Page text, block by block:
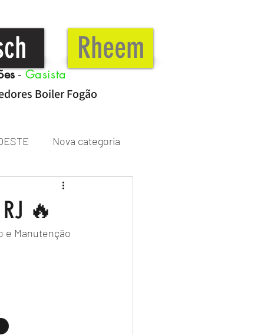
Rheem
-Gasista
Boiler Fogão
Nova categoria
🔥
e Manutenção